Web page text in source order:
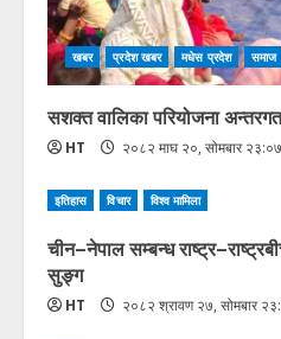
खबर प्रदेश खबर मधेस प्रदेश समाज
सशक्त वालिका परियोजना
HT २०८२ माघ २०, सोमबार २३:०७
इतिहास विचार विश्व मामिला
चीन–नेपाल सम्बन्ध
सुङ्ग
HT २०८२ श्रावण २७, सोमबार